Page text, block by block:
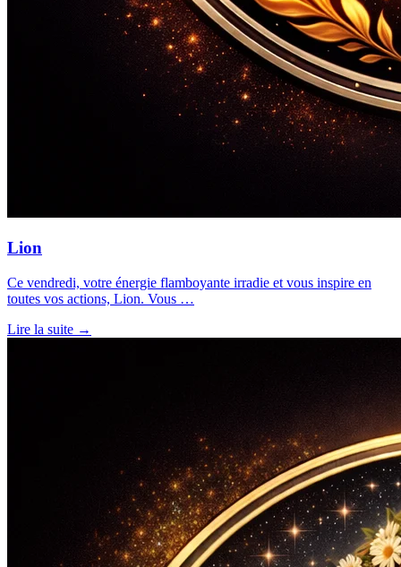
Lion
Ce vendredi, votre énergie flamboyante irradie et vous inspire en
toutes vos actions, Lion. Vous …
Lire la suite →